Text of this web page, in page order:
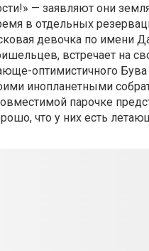
— заявляют они
в отдельных
девочка по имени
встречает на
оптимистичного
инопланетными
парочке
что у них есть